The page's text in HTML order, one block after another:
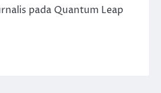
pada Quantum Leap